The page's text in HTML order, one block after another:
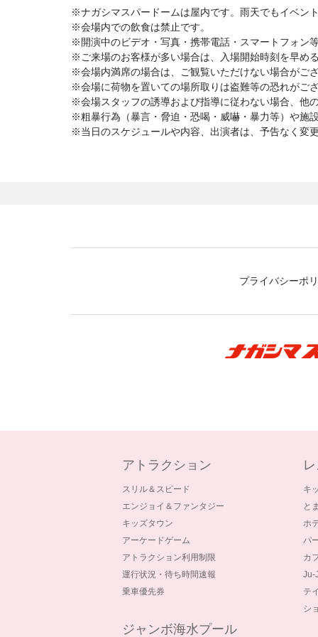
※ナガシマスパードームは屋内です。雨天でもイベン
※会場内での飲食は禁止です。
※開演中のビデオ・写真・携帯電話・スマートフォン
※ご来場のお客様が多い場合は、入場開始時刻を早め
※会場内満席の場合は、ご観覧いただけない場合がご
※会場に荷物を置いての場所取りは盗難等の恐れがご
※会場スタッフの誘導および指導に従わない場合、他
※粗暴行為（暴言・脅迫・恐喝・威嚇・暴力等）や施
※当日のスケジュールや内容、出演者は、予告なく変
プライバシーポ
アトラクション
スリル＆スピード
エンジョイ＆ファンタジー
キッズタウン
アーケードゲーム
アトラクション利用制限
運行状況・待ち時間速報
乗車優先券
ジャンボ海水プール
キ
と
ホ
パ
カ
Ju-
テ
シ